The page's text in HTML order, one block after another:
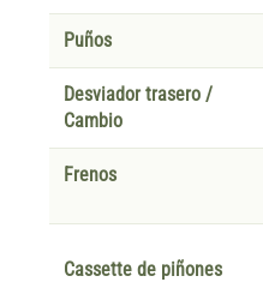
Puños
Desviador trasero /
Cambio
Frenos
Cassette de piñones